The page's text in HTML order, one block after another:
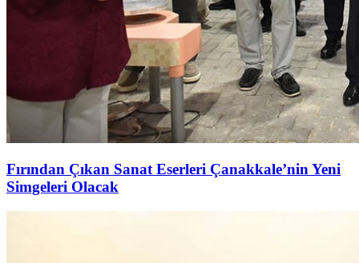
Fırından Çıkan Sanat Eserleri Çanakkale’nin Yeni
Simgeleri Olacak